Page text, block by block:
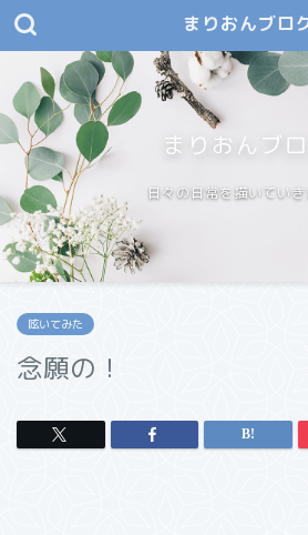
まりおんブロ
まりおんブ
日々の日常を描いていき
呟いてみた
念願の！